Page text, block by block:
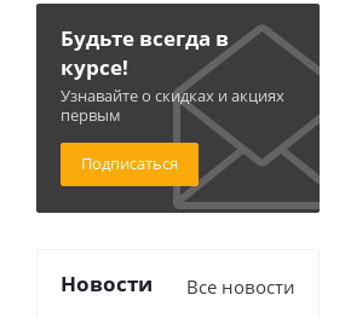
Будьте всегда в
курсе!
Узнавайте о скидках и акциях
первым
Подписаться
Новости Все новости